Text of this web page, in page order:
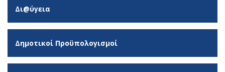
Δι@ύγεια
Δημοτικοί Προϋπολογισμοί